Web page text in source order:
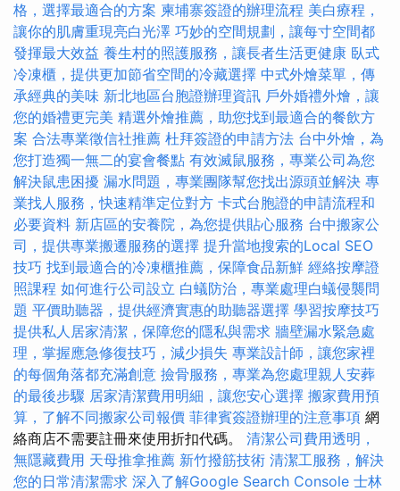
格，選擇最適合的方案 柬埔寨簽證的辦理流程 美白療程，
讓你的肌膚重現亮白光澤 巧妙的空間規劃，讓每寸空間都
發揮最大效益 養生村的照護服務，讓長者生活更健康 臥式
冷凍櫃，提供更加節省空間的冷藏選擇 中式外燴菜單，傳
承經典的美味 新北地區台胞證辦理資訊 戶外婚禮外燴，讓
您的婚禮更完美 精選外燴推薦，助您找到最適合的餐飲方
案 合法專業徵信社推薦 杜拜簽證的申請方法 台中外燴，為
您打造獨一無二的宴會餐點 有效滅鼠服務，專業公司為您
解決鼠患困擾 漏水問題，專業團隊幫您找出源頭並解決 專
業找人服務，快速精準定位對方 卡式台胞證的申請流程和
必要資料 新店區的安養院，為您提供貼心服務 台中搬家公
司，提供專業搬遷服務的選擇 提升當地搜索的Local SEO
技巧 找到最適合的冷凍櫃推薦，保障食品新鮮 經絡按摩證
照課程 如何進行公司設立 白蟻防治，專業處理白蟻侵襲問
題 平價助聽器，提供經濟實惠的助聽器選擇 學習按摩技巧
提供私人居家清潔，保障您的隱私與需求 牆壁漏水緊急處
理，掌握應急修復技巧，減少損失 專業設計師，讓您家裡
的每個角落都充滿創意 撿骨服務，專業為您處理親人安葬
的最後步驟 居家清潔費用明細，讓您安心選擇 搬家費用預
算，了解不同搬家公司報價 菲律賓簽證辦理的注意事項 網
絡商店不需要註冊來使用折扣代碼。 清潔公司費用透明，
無隱藏費用 天母推拿推薦 新竹撥筋技術 清潔工服務，解決
您的日常清潔需求 深入了解Google Search Console 士林